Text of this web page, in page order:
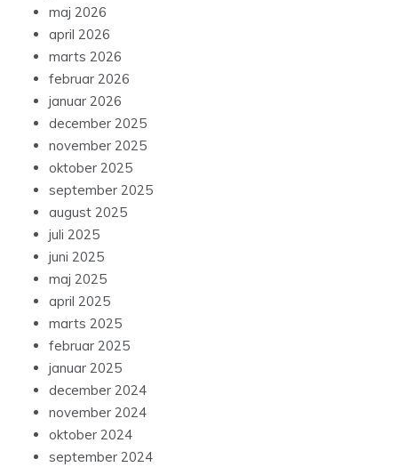
maj 2026
april 2026
marts 2026
februar 2026
januar 2026
december 2025
november 2025
oktober 2025
september 2025
august 2025
juli 2025
juni 2025
maj 2025
april 2025
marts 2025
februar 2025
januar 2025
december 2024
november 2024
oktober 2024
september 2024